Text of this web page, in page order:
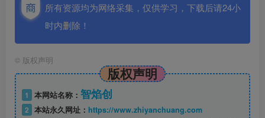
所有资源均为网络采集，仅供学习，下载后请24小
时内删除！
© 版权声明
版权声明
1 本网站名称： 智焰创
2 本站永久网址： https://www.zhiyanchuang.com